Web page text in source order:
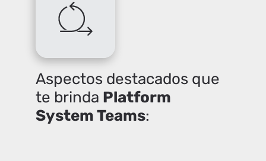
Aspectos destacados que
te brinda Platform
System Teams: